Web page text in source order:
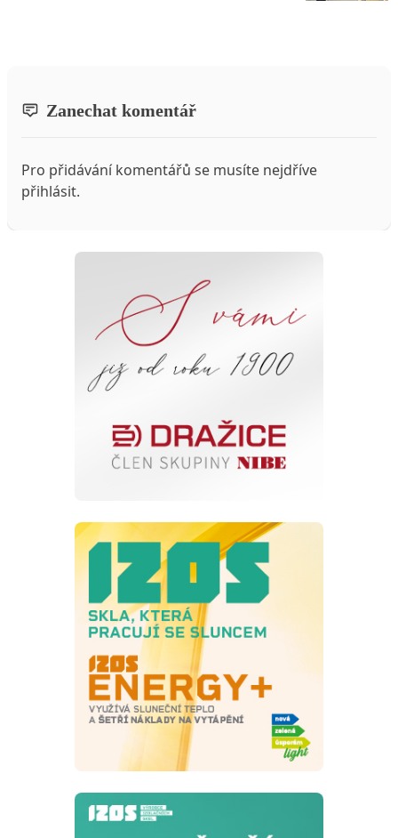
Zanechat komentář
Pro přidávání komentářů se musíte nejdříve
přihlásit.